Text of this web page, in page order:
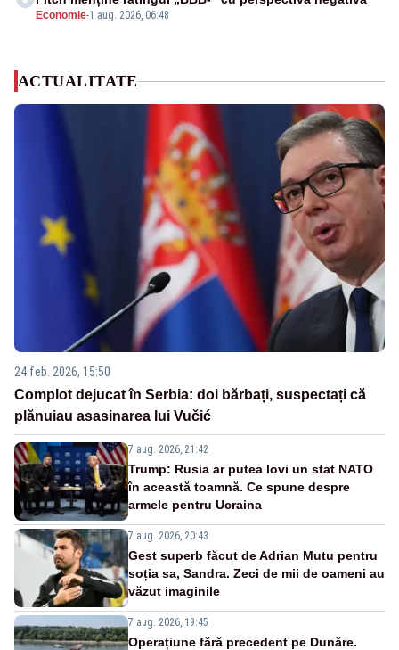
Economie-1 aug. 2026, 06:48
ACTUALITATE
24 feb. 2026, 15:50
Complot dejucat în Serbia: doi bărbați, suspectați că
plănuiau asasinarea lui Vučić
7 aug. 2026, 21:42
Trump: Rusia ar putea lovi un stat NATO
în această toamnă. Ce spune despre
armele pentru Ucraina
7 aug. 2026, 20:43
Gest superb făcut de Adrian Mutu pentru
soția sa, Sandra. Zeci de mii de oameni au
văzut imaginile
7 aug. 2026, 19:45
Operațiune fără precedent pe Dunăre.